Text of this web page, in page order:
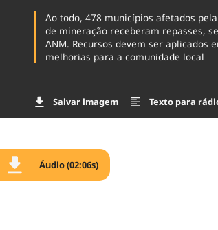
Ao todo, 478 municípios afetados
de mineração receberam repasses,
ANM. Recursos devem ser aplicados
melhorias para a comunidade local
Salvar imagem Texto para
Áudio (02:06s)